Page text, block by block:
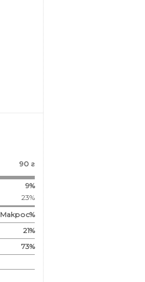
90 г
9%
23%
Макрос%
21%
73%